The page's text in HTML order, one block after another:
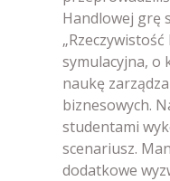
Handlowej grę
symulacyjna, o
naukę
biznesowych.
studentami
scenariusz.
dodatkowe